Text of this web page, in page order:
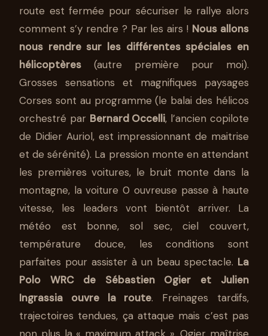
route est fermée pour sécuriser le rallye alors
comment s’y rendre ? Par les airs ! Nous allons
nous rendre sur les différentes spéciales en
hélicoptères (autre première pour moi).
Grosses sensations et magnifiques paysages
Corses sont au programme (le balai des hélicos
orchestré par Bernard Occelli, l’ancien copilote
de Didier Auriol, est impressionnant de maitrise
et de sérénité). La pression monte en attendant
les premières voitures, le bruit monte dans la
montagne, la voiture 0 ouvreuse passe à haute
vitesse, les leaders vont bientôt arriver. La
météo est bonne, sol sec, ciel couvert,
température douce, les conditions sont
parfaites pour assister à un beau spectacle. La
Polo WRC de Sébastien Ogier et Julien
Ingrassia ouvre la route. Freinages tardifs,
trajectoires tendues, ça attaque mais c’est pas